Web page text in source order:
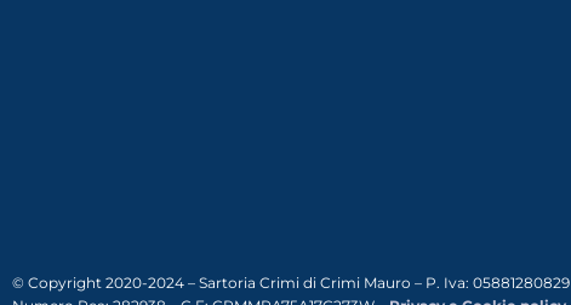
© Copyright 2020-2024 – Sartoria Crimi di Crimi Mauro – P. Iva: 05881280829